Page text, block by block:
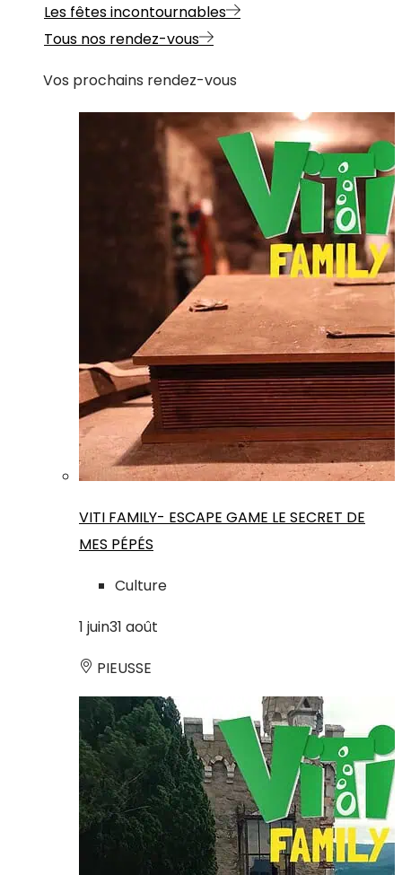
Les fêtes incontournables
Tous nos rendez-vous
Vos prochains rendez-vous
VITI FAMILY- ESCAPE GAME LE SECRET DE
MES PÉPÉS
Culture
1 juin31 août
PIEUSSE